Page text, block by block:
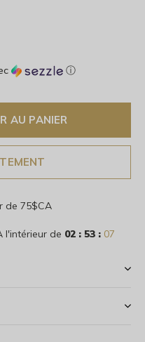
ⓘ
AU PANIER
75$CA
l'intérieur de 02 : 53 : 07